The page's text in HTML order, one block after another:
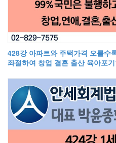
428강 아파트와 주택가격 오를수
좌절하여 창업 결혼 출산 육아포